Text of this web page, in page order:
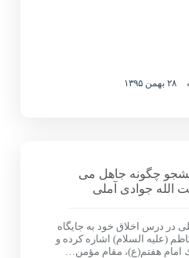
چگونه جاهل می
الله جوادی آملی
در درس اخلاق خود به جايگاه
(عليه السلام) اشاره كرده و
امام هفتم(ع)، مقام مؤمن…